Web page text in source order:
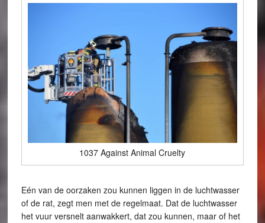
1037 Against Animal Cruelty
Eén van de oorzaken zou kunnen liggen in de luchtwasser
of de rat, zegt men met de regelmaat. Dat de luchtwasser
het vuur versnelt aanwakkert, dat zou kunnen, maar of het